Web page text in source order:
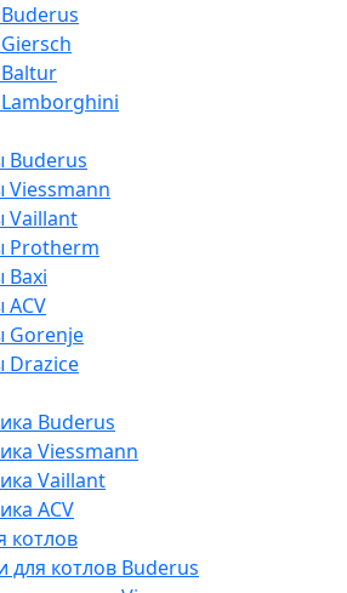
Buderus
Viessmann
Vaillant
Protherm
Baxi
Gorenje
Drazice
Buderus
Viessmann
Vaillant
ACV
котлов
для котлов Buderus